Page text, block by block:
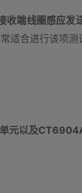
收端线圈感应发
适合进行该项测
元以及